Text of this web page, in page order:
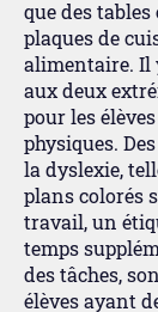
que des tables
plaques de
alimentaire. Il
aux deux
pour les
physiques.
la dyslexie,
plans colorés
travail, un
temps
des tâches,
élèves ayant